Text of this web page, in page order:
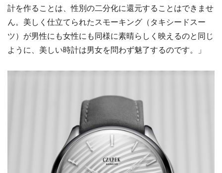
計を作ることは、性別の二分化に還元することはできませ
ん。美しく仕立てられたスモーキング（タキシードスー
ツ）が男性にも女性にも同様に素晴らしく映えるのと同じ
ように、美しい時計は男女を問わず魅了するのです。」